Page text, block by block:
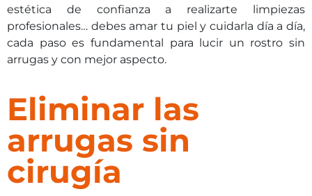
estética de confianza a realizarte limpiezas
profesionales… debes amar tu piel y cuidarla día a día,
cada paso es fundamental para lucir un rostro sin
arrugas y con mejor aspecto.
Eliminar las
arrugas sin
cirugía